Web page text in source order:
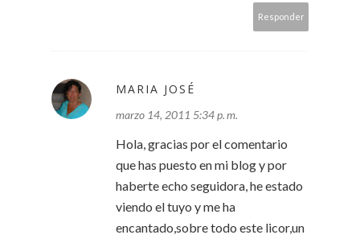
Responder
MARIA JOSÉ
marzo 14, 2011 5:34 p. m.
Hola, gracias por el comentario
que has puesto en mi blog y por
haberte echo seguidora, he estado
viendo el tuyo y me ha
encantado,sobre todo este licor,un